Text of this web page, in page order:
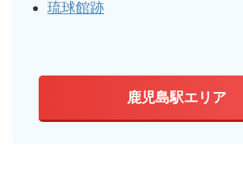
琉球館跡
鹿児島駅エリア